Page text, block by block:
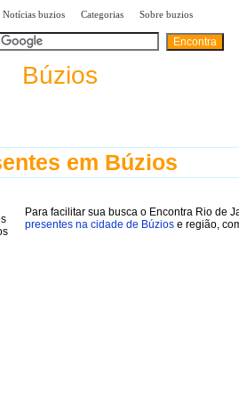
Notícias buzios Categorias Sobre buzios
Búzios
em Búzios
Para facilitar sua busca o Encontra Rio de
presentes na cidade de Búzios e região,